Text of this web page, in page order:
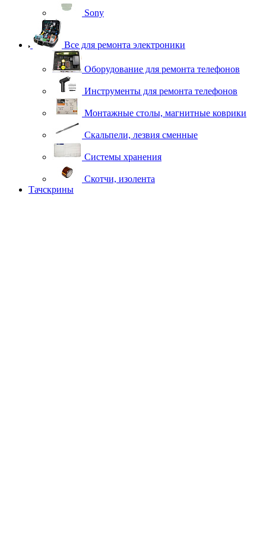
Sony
Все для ремонта электроники
Оборудование для ремонта телефонов
Инструменты для ремонта телефонов
Монтажные столы, магнитные коврики
Скальпели, лезвия сменные
Системы хранения
Скотчи, изолента
Тачскрины